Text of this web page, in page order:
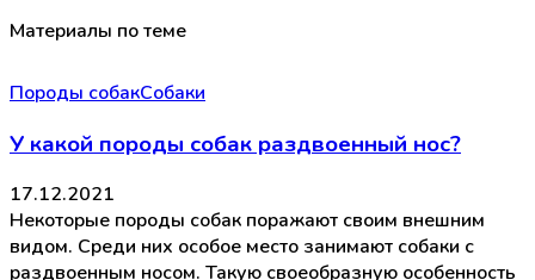
Материалы по теме
Породы собакСобаки
У какой породы собак раздвоенный нос?
17.12.2021
Некоторые породы собак поражают своим внешним
видом. Среди них особое место занимают собаки с
раздвоенным носом. Такую своеобразную особенность